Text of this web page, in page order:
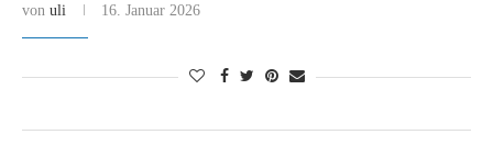
von uli 16. Januar 2026